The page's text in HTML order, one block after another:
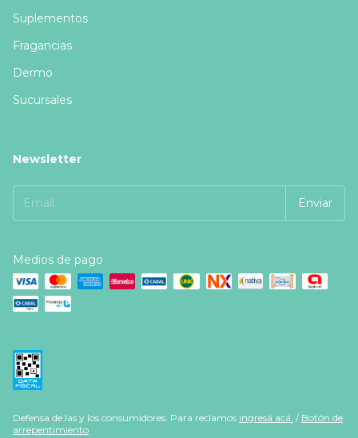
Suplementos
Fragancias
Dermo
Sucursales
Newsletter
Medios de pago
Defensa de las y los consumidores. Para reclamos ingresá acá. / Botón de
arrepentimiento